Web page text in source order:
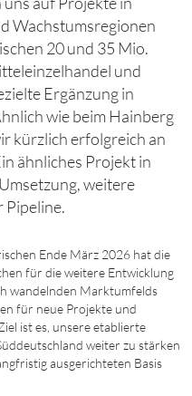
Wachstumsregionen
20 und 35 Mio.
und
Ergänzung in
wie beim Hainberg
kürzlich erfolgreich an
ähnliches Projekt in
weitere
Pipeline.
Ende März 2026 hat die
für die weitere Entwicklung
wandelnden Marktumfelds
für neue Projekte und
ist es, unsere etablierte
weiter zu stärken
ausgerichteten Basis